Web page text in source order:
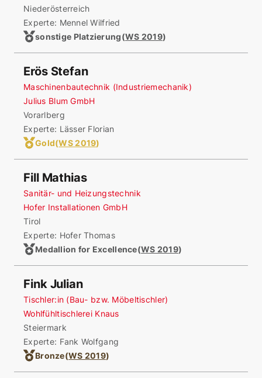
Niederösterreich
Experte: Mennel Wilfried
sonstige Platzierung(WS 2019)
Erös Stefan
Maschinenbautechnik (Industriemechanik)
Julius Blum GmbH
Vorarlberg
Experte: Lässer Florian
Gold(WS 2019)
Fill Mathias
Sanitär- und Heizungstechnik
Hofer Installationen GmbH
Tirol
Experte: Hofer Thomas
Medallion for Excellence(WS 2019)
Fink Julian
Tischler:in (Bau- bzw. Möbeltischler)
Wohlfühltischlerei Knaus
Steiermark
Experte: Fank Wolfgang
Bronze(WS 2019)